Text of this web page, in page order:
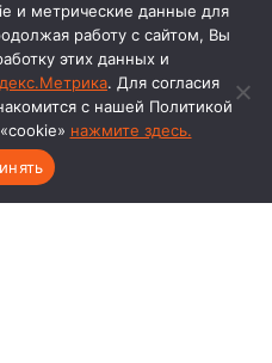
и метрические данные для
работу с сайтом, Вы
этих данных и
. Для согласия
с нашей Политикой
нажмите здесь.